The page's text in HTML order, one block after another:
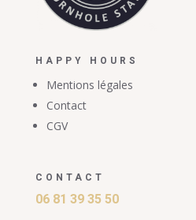
HAPPY HOURS
Mentions légales
Contact
CGV
CONTACT
06 81 39 35 50